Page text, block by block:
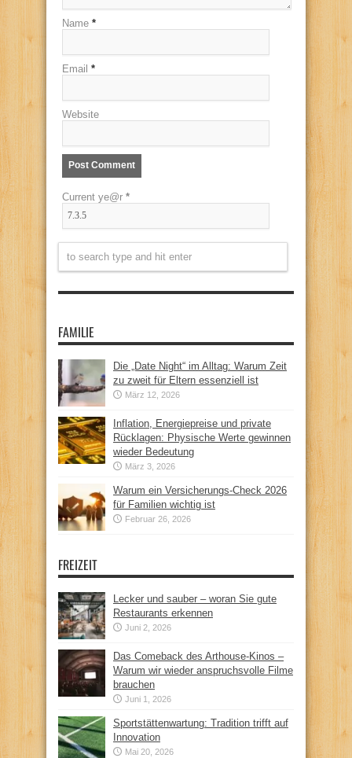
Name *
Email *
Website
Current ye@r *
FAMILIE
Die „Date Night“ im Alltag: Warum Zeit
zu zweit für Eltern essenziell ist
März 12, 2026
Inflation, Energiepreise und private
Rücklagen: Physische Werte gewinnen
wieder Bedeutung
März 3, 2026
Warum ein Versicherungs-Check 2026
für Familien wichtig ist
Februar 26, 2026
FREIZEIT
Lecker und sauber – woran Sie gute
Restaurants erkennen
Juni 2, 2026
Das Comeback des Arthouse-Kinos –
Warum wir wieder anspruchsvolle Filme
brauchen
Juni 1, 2026
Sportstättenwartung: Tradition trifft auf
Innovation
Mai 20, 2026